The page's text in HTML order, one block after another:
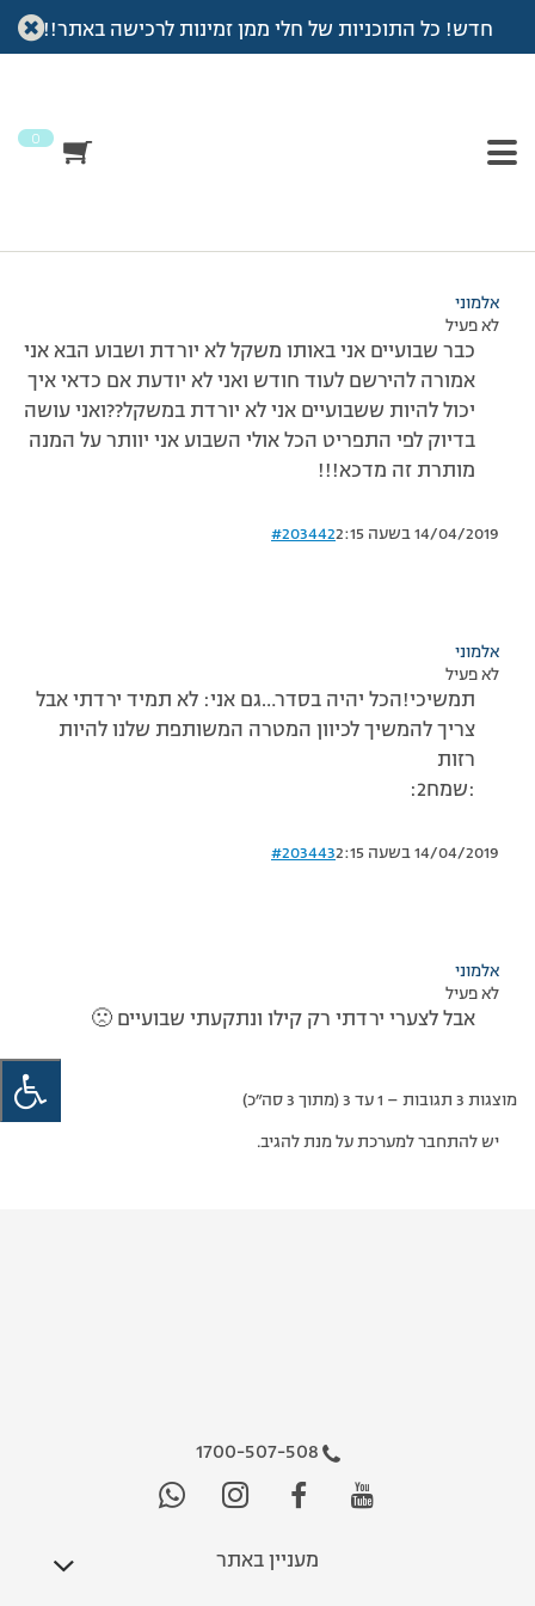
חדש! כל התוכניות של חלי ממן זמינות לרכישה באתר!!
0
עמוד הבית >דיונים>פורום >לא יורדת במשקל
מוצגות 3 תגובות – 1 עד 3 (מתוך 3 סה״כ)
אלמוני
לא פעיל
כבר שבועיים אני באותו משקל לא יורדת ושבוע הבא אני
אמורה להירשם לעוד חודש ואני לא יודעת אם כדאי איך
יכול להיות ששבועיים אני לא יורדת במשקל??ואני עושה
בדיוק לפי התפריט הכל אולי השבוע אני יוותר על המנה
מותרת זה מדכא!!!
14/04/2019 בשעה 2:15 #203442
אלמוני
לא פעיל
תמשיכי!הכל יהיה בסדר…גם אני: לא תמיד ירדתי אבל
צריך להמשיך לכיוון המטרה המשותפת שלנו להיות
רזות
:שמח2:
14/04/2019 בשעה 2:15 #203443
אלמוני
לא פעיל
אבל לצערי ירדתי רק קילו ונתקעתי שבועיים 🙁
מוצגות 3 תגובות – 1 עד 3 (מתוך 3 סה״כ)
יש להתחבר למערכת על מנת להגיב.
1700-507-508
מעניין באתר